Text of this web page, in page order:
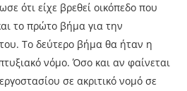
ότι είχε βρεθεί οικόπεδο που
το πρώτο βήμα για την
Το δεύτερο βήμα θα ήταν η
νόμο. Όσο και αν φαίνεται
σε ακριτικό νομό σε